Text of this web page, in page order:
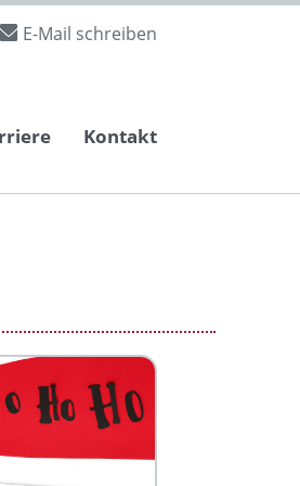
E-Mail schreiben
Kontakt